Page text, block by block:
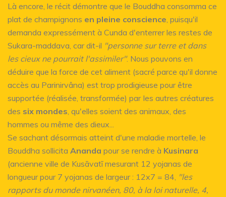
Là encore, le récit démontre que le Bouddha consomma ce
plat de champignons en pleine conscience , puisqu'il
demanda expressément à Cunda d'enterrer les restes de
Sukara-maddava, car dit-il "personne sur terre et dans
les cieux ne pourrait l'assimiler". Nous pouvons en
déduire que la force de cet aliment (sacré parce qu'il donne
accès au Parinirvâna) est trop prodigieuse pour être
supportée (réalisée, transformée) par Ies autres créatures
des six mondes , qu'elles soient des animaux, des
hommes ou même des dieux...
Se sachant désormais atteint d'une maladie mortelle, le
Bouddha sollicita Ananda pour se rendre à Kusinara
(ancienne ville de Kusāvatī mesurant 12 yojanas de
longueur pour 7 yojanas de largeur : 12x7 = 84, "les
rapports du monde nirvanéen, 80, à la loi naturelle, 4,